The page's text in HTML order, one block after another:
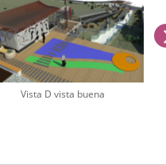
Vista D vista buena